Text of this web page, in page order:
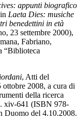
appunti biografico
in Laeta Dies: musiche
benedettini in età
23 settembre 2000),
Fabriano,
“Biblioteca
, Atti del
2008, a cura di
della ricerca
xiv-641 (ISBN 978-
Duomo del 4.10.2008.